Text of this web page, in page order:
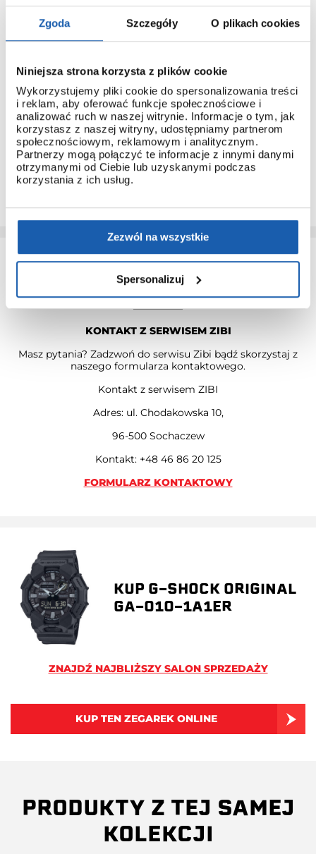
Zgoda Szczegóły O plikach cookies
Niniejsza strona korzysta z plików cookie
Wykorzystujemy pliki cookie do spersonalizowania treści
i reklam, aby oferować funkcje społecznościowe i
analizować ruch w naszej witrynie. Informacje o tym, jak
korzystasz z naszej witryny, udostępniamy partnerom
społecznościowym, reklamowym i analitycznym.
Partnerzy mogą połączyć te informacje z innymi danymi
otrzymanymi od Ciebie lub uzyskanymi podczas
korzystania z ich usług.
Zezwól na wszystkie
Spersonalizuj
3 + 3 LATA GWARANCJI
Standardowa gwarancja ulega przedłużeniu o kolejne 3 lata
na warunkach określonych w gwarancji trzyletniej jeśli
kupujący dokona wpłaty w terminie do 30 dni od daty
zakupu.
Przedłużenie gwarancji obejmuje jedynie zegarki marki G-
SHOCK.
KONTAKT Z SERWISEM ZIBI
Masz pytania? Zadzwoń do serwisu Zibi bądź skorzystaj z
naszego formularza kontaktowego.
Kontakt z serwisem ZIBI
Adres: ul. Chodakowska 10,
96-500 Sochaczew
Kontakt: +48 46 86 20 125
FORMULARZ KONTAKTOWY
KUP G-SHOCK ORIGINAL
GA-010-1A1ER
ZNAJDŹ NAJBLIŻSZY SALON SPRZEDAŻY
KUP TEN ZEGAREK ONLINE
PRODUKTY Z TEJ SAMEJ
KOLEKCJI